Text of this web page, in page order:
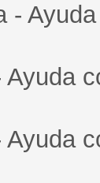
-
Ayuda
Ayuda